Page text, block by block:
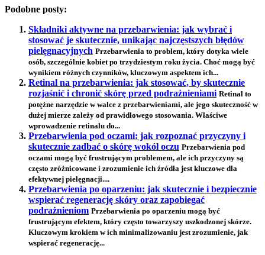
Podobne posty:
Składniki aktywne na przebarwienia: jak wybrać i
stosować je skutecznie, unikając najczęstszych błędów
pielęgnacyjnych Przebarwienia to problem, który dotyka wiele
osób, szczególnie kobiet po trzydziestym roku życia. Choć mogą być
wynikiem różnych czynników, kluczowym aspektem ich...
Retinal na przebarwienia: jak stosować, by skutecznie
rozjaśnić i chronić skórę przed podrażnieniami Retinal to
potężne narzędzie w walce z przebarwieniami, ale jego skuteczność w
dużej mierze zależy od prawidłowego stosowania. Właściwe
wprowadzenie retinalu do...
Przebarwienia pod oczami: jak rozpoznać przyczyny i
skutecznie zadbać o skórę wokół oczu Przebarwienia pod
oczami mogą być frustrującym problemem, ale ich przyczyny są
często zróżnicowane i zrozumienie ich źródła jest kluczowe dla
efektywnej pielęgnacji....
Przebarwienia po oparzeniu: jak skutecznie i bezpiecznie
wspierać regenerację skóry oraz zapobiegać
podrażnieniom Przebarwienia po oparzeniu mogą być
frustrującym efektem, który często towarzyszy uszkodzonej skórze.
Kluczowym krokiem w ich minimalizowaniu jest zrozumienie, jak
wspierać regenerację...